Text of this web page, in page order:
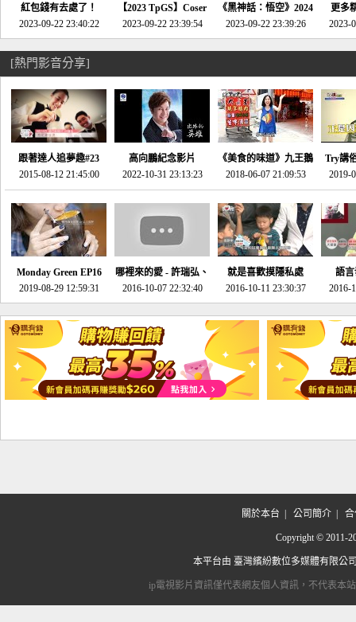
紅包錢有去處了！
SEGA春節特賣 超過85
款遊戲打到骨折-電玩
宅速配20230119
2023-09-22 23:40:22
【2023 TpGS】Coser
和Show Girl搶先看！
直擊展前記者會-電玩
2023-09-22 23:39:54
《黑神話：悟空》2024
年夏季推出！確定不會
延期齁？-電玩宅速配
2023-09-22 23:39:26
更多
《來
金鄉
2023-
[熱門影音分享]
跟著達人追夢趣#23
promo-我想開間咖啡
館(謝佳凌)
2015-08-12 21:45:00
高向鵬紀念影片
2022-10-31 23:13:23
《美食的味道》九王鵝
肉
2018-06-07 21:09:53
Try講
2019-
Monday Green EP16
超意外~環保原來可以
邊玩邊做！
2019-08-29 12:59:31
哪裡來的愛 - 許瑞弘、
李其芬
2016-10-07 22:32:40
就是喜歡摸隱私處
2016-10-11 23:30:37
語
2016-
關於本台 公司簡介| 合
Copyright © 2011-
本平台由 臺灣繽紛數位多媒體有限公
ip電視影片資訊僅代表網友個人資訊，不代表本